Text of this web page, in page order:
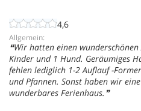
4,6
Allgemein:
Wir hatten einen
Kinder und 1 Hund. Geräumiges
fehlen lediglich 1-2 Auflauf -
und Pfannen. Sonst haben wir
wunderbares Ferienhaus.